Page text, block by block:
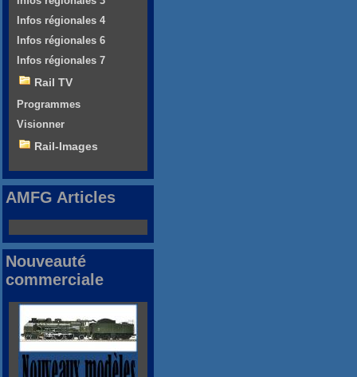
Infos régionales 4
Infos régionales 6
Infos régionales 7
Rail TV
Programmes
Visionner
Rail-Images
AMFG Articles
Nouveauté
commerciale